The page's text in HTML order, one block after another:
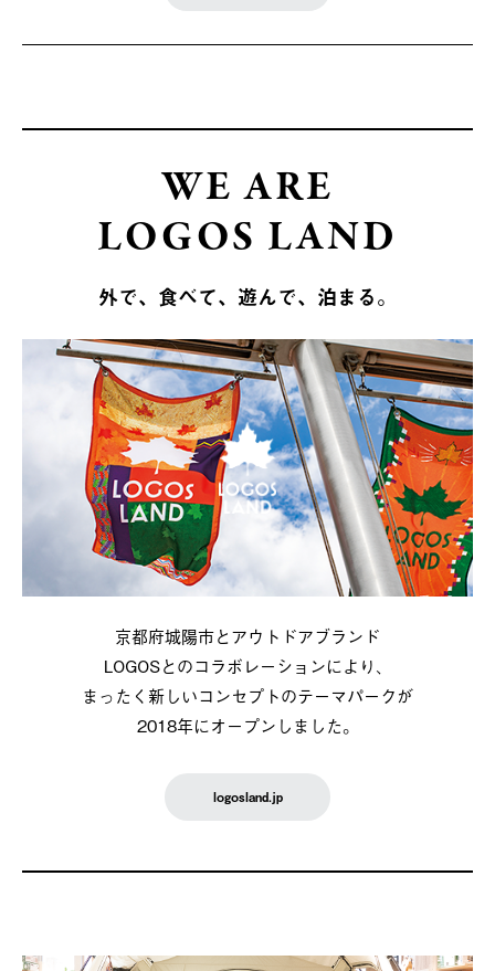
WE ARE
LOGOS LAND
外で、食べて、遊んで、泊まる。
京都府城陽市とアウトドアブランド
LOGOSとのコラボレーションにより、
まったく新しいコンセプトのテーマパークが
2018年にオープンしました。
logosland.jp